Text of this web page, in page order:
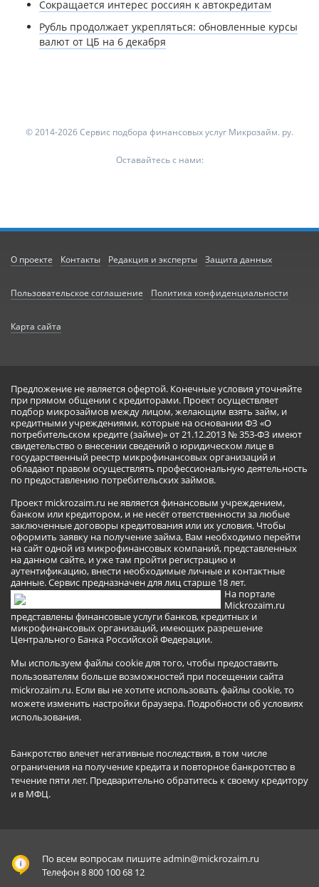
Сокращается интерес россиян к автокредитам
Рубль продолжает укрепляться: обновленные курсы
валют от ЦБ на 6 декабря
© 2014-2026 Сервис подбора финансовых услуг Микрозайм. ру.
Оставайтесь с нами:
О проекте Контакты Редакция и эксперты Защита данных
Пользовательское соглашение Политика конфиденциальности
Карта сайта
Предложение не является офертой. Конечные условия уточняйте
при прямом общении с кредиторами. Проект осуществляет
подбор микрозаймов между лицом, желающим взять займ, и
кредитными учреждениями, которые на основании ФЗ «О
потребительском кредите (займе)» от 21.12.2013 № 353-ФЗ имеют
свидетельство о внесении сведений о юридическом лице в
государственный реестр микрофинансовых организаций и
обладают правом осуществлять профессиональную деятельность
по предоставлению потребительских займов.
Проект mickrozaim.ru не является финансовым учреждением,
банком или кредитором, и не несёт ответственности за любые
заключенные договоры кредитования или их условия. Чтобы
оформить заявку на получение займа, Вам необходимо перейти
на сайт одной из микрофинансовых компаний, представленных
на данном сайте, и уже там пройти регистрацию и
аутентификацию, внести необходимые личные и контактные
данные. Сервис предназначен для лиц старше 18 лет.
На портале
Mickrozaim.ru
представлены финансовые услуги банков, кредитных и
микрофинансовых организаций, имеющих разрешение
Центрального Банка Российской Федерации.
Мы используем файлы cookie для того, чтобы предоставить
пользователям больше возможностей при посещении сайта
mickrozaim.ru. Если вы не хотите использовать файлы cookie, то
можете изменить настройки браузера. Подробности об условиях
использования.
Банкротство влечет негативные последствия, в том числе
ограничения на получение кредита и повторное банкротство в
течение пяти лет. Предварительно обратитесь к своему кредитору
и в МФЦ.
По всем вопросам пишитеadmin@mickrozaim.ru
Телефон 8 800 100 68 12